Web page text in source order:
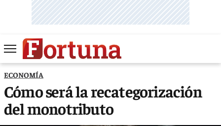
ECONOMÍA
Cómo será la recategorización
del monotributo